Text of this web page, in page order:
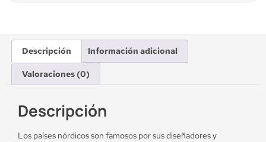
Descripción Información adicional
Valoraciones (0)
Descripción
Los países nórdicos son famosos por sus diseñadores y